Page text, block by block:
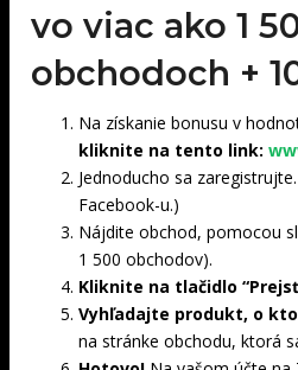
vo viac ako 1
obchodoch +
Na získanie bonusu v
kliknite na tento link:
Jednoducho sa
Facebook-u.)
Nájdite obchod, pomocou
1 500 obchodov).
Kliknite na tlačidlo
Vyhľadajte produkt, o
na stránke obchodu, ktorá